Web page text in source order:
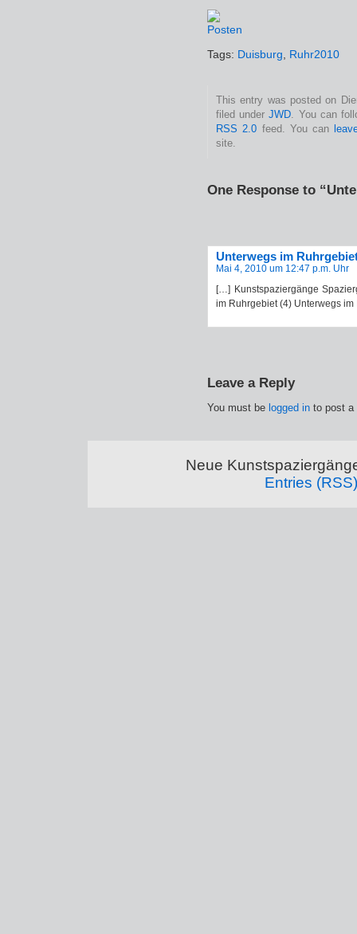
Tags: Duisburg Ruhr2010
This entry was posted on
filed underJWD . You can
RSS 2.0 feed. You can
site.
One Response to
Unterwegs im
Mai 4, 2010 um 12:47 p.m. Uhr
[…] Kunstspaziergänge
im Ruhrgebiet (4) Unterwegs
Leave a Reply
You must be logged in to post a
Neue
Entries (RSS)